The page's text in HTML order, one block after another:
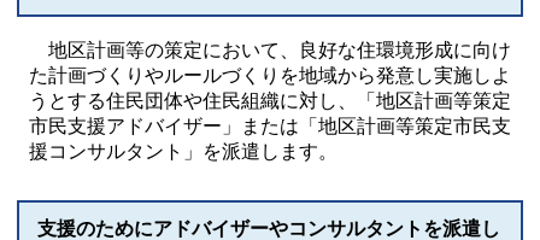
地区計画等の策定において、良好な住環境形成に向け
た計画づくりやルールづくりを地域から発意し実施しよ
うとする住民団体や住民組織に対し、「地区計画等策定
市民支援アドバイザー」または「地区計画等策定市民支
援コンサルタント」を派遣します。
支援のためにアドバイザーやコンサルタントを派遣し